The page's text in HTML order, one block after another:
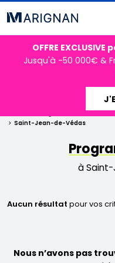
OFFRE
Jusqu'à -50 000€ &
Programmes neufs
Saint-Jean-de-Védas
à
Aucun résultat pour vos
Nous n’avons pas